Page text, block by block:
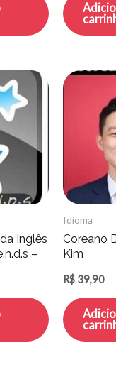
Inglês
–
Idioma
Coreano
Kim
R$ 39,90